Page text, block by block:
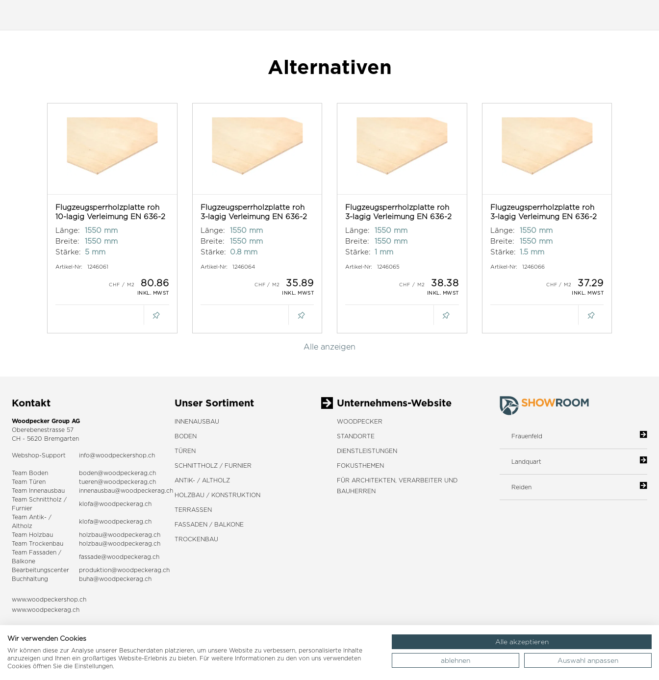
Alternativen
Flugzeugsperrholzplatte roh
10-lagig Verleimung EN 636-2
Länge:
1550 mm
Breite:
1550 mm
Stärke:
5 mm
Artikel-Nr: 1246061
80.86
INKL. MWST
Flugzeugsperrholzplatte roh
3-lagig Verleimung EN 636-2
Länge:
1550 mm
Breite:
1550 mm
Stärke:
0.8 mm
Artikel-Nr: 1246064
35.89
INKL. MWST
Flugzeugsperrholzplatte roh
3-lagig Verleimung EN 636-2
Länge:
1550 mm
Breite:
1550 mm
Stärke: 1 mm
Artikel-Nr: 1246065
38.38
INKL. MWST
Flugzeugsperrholzplatte roh
3-lagig Verleimung EN 636-2
Länge:
1550 mm
Breite:
1550 mm
Stärke: 1.5 mm
Artikel-Nr: 1246066
37.29
INKL. MWST
Alle anzeigen
Kontakt
Woodpecker Group AG
Oberebenestrasse 57
CH - 5620 Bremgarten
Webshop-Support info@woodpeckershop.ch
Team Boden
boden@woodpeckerag.ch
Team Türen
tueren@woodpeckerag.ch
Team Innenausbau
innenausbau@woodpeckerag.ch
Team Schnittholz /
Furnier
klofa@woodpeckerag.ch
Team Antik- /
Altholz
klofa@woodpeckerag.ch
Team Holzbau
holzbau@woodpeckerag.ch
Team Trockenbau
holzbau@woodpeckerag.ch
Team Fassaden /
Balkone
fassade@woodpeckerag.ch
Bearbeitungscenter
produktion@woodpeckerag.ch
Buchhaltung
buha@woodpeckerag.ch
www.woodpeckershop.ch
www.woodpeckerag.ch
Unser Sortiment
INNENAUSBAU
BODEN
TÜREN
SCHNITTHOLZ / FURNIER
ANTIK- / ALTHOLZ
HOLZBAU / KONSTRUKTION
TERRASSEN
FASSADEN / BALKONE
TROCKENBAU
Unternehmens-Website
WOODPECKER
STANDORTE
DIENSTLEISTUNGEN
FOKUSTHEMEN
FÜR ARCHITEKTEN, VERARBEITER UND
BAUHERREN
Frauenfeld
Landquart
Reiden
© 2026 Woodpecker Group AG
Wir verwenden Cookies
Wir können diese zur Analyse unserer Besucherdaten platzieren, um unsere Website zu verbessern, personalisierte Inhalte
anzuzeigen und Ihnen ein großartiges Website-Erlebnis zu bieten. Für weitere Informationen zu den von uns verwendeten
Cookies öffnen Sie die Einstellungen.
Alle akzeptieren
ablehnen Auswahl anpassen